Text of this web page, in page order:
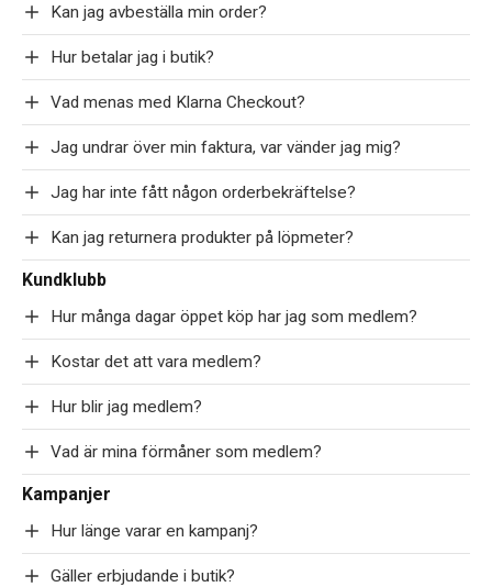
Kan jag avbeställa min order?
Hur betalar jag i butik?
Vad menas med Klarna Checkout?
Jag undrar över min faktura, var vänder jag mig?
Jag har inte fått någon orderbekräftelse?
Kan jag returnera produkter på löpmeter?
Kundklubb
Hur många dagar öppet köp har jag som medlem?
Kostar det att vara medlem?
Hur blir jag medlem?
Vad är mina förmåner som medlem?
Kampanjer
Hur länge varar en kampanj?
Gäller erbjudande i butik?